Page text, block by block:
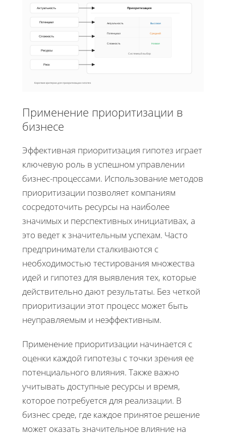
Актуальность
Потенциал
Сложность
Ресурсы
Риск
Приоритизация
Актуальность Высокая
Потенциал Средний
Сложность Низкая
Системный выбор
Короткие критерии для приоритизации гипотез
Применение приоритизации в
бизнесе
Эффективная приоритизация гипотез играет
ключевую роль в успешном управлении
бизнес-процессами. Использование методов
приоритизации позволяет компаниям
сосредоточить ресурсы на наиболее
значимых и перспективных инициативах, а
это ведет к значительным успехам. Часто
предприниматели сталкиваются с
необходимостью тестирования множества
идей и гипотез для выявления тех, которые
действительно дают результаты. Без четкой
приоритизации этот процесс может быть
неуправляемым и неэффективным.
Применение приоритизации начинается с
оценки каждой гипотезы с точки зрения ее
потенциального влияния. Также важно
учитывать доступные ресурсы и время,
которое потребуется для реализации. В
бизнес среде, где каждое принятое решение
может оказать значительное влияние на